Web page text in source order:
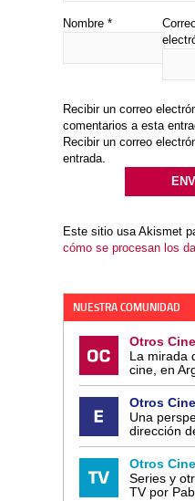
Nombre *
Recibir un correo
comentarios a esta
Recibir un correo
entrada.
Este sitio usa Akismet
cómo se procesan los
NUESTRA COMUNIDAD
Otros
La mirada
cine, en
Otros
Una
dirección
Otros
Series y
TV por